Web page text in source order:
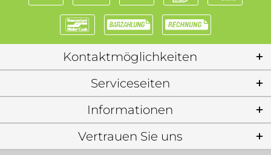
Kontaktmöglichkeiten
Serviceseiten
Informationen
Vertrauen Sie uns